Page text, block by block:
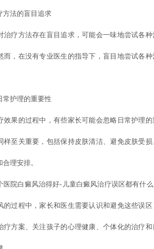
法的盲目追求
疗方法存在盲目追求，可能会一味地尝试各种
而，在没有专业医生的指导下，盲目地尝试各
护理的重要性
果的过程中，有些家长可能会忽略日常护理的
样至关重要，包括保持皮肤清洁、避免皮肤受
理安排。
院白癜风治得好-儿童白癜风治疗误区都有什么
的过程中，家长和医生需要认识和避免这些误
疗方案、关注孩子的心理健康、个体化的治疗